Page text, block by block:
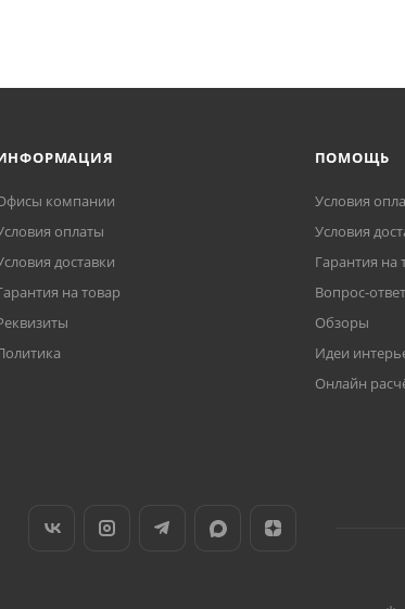
компании
оплаты
доставки
на товар
ПОМОЩЬ
Условия
Условия
Гарантия на
Вопрос-ответ
Обзоры
Идеи
Онлайн